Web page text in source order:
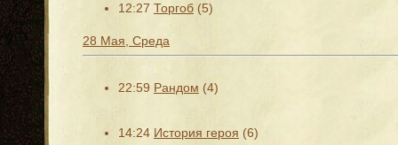
12:27 Торгоб (5)
28 Мая, Среда
22:59 Рандом (4)
14:24 История героя (6)